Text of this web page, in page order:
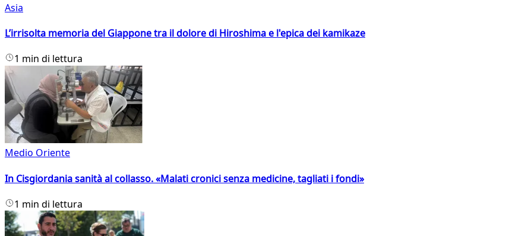
Asia
L’irrisolta memoria del Giappone tra il dolore di Hiroshima e l'epica dei kamikaze
1 min di lettura
Medio Oriente
In Cisgiordania sanità al collasso. «Malati cronici senza medicine, tagliati i fondi»
1 min di lettura